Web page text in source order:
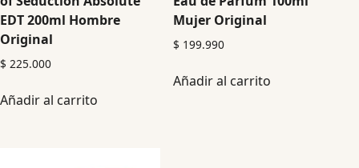
EDT 200ml Hombre
Original
$ 225.000
Añadir al carrito
Mujer Original
$ 199.990
Añadir al carrito